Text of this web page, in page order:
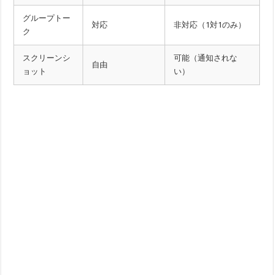
グループトー
ク
対応 非対応（1対1のみ）
スクリーンシ
ョット
自由
可能（通知されな
い）